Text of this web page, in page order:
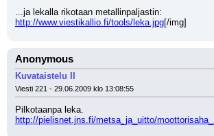
...ja lekalla rikotaan metallinpaljastin:
http://www.viestikallio.fi/tools/leka.jpg[/img]
Anonymous
Kuvataistelu II
Viesti 221 - 29.06.2009 klo 13:08:55
http://pielisnet.jns.fi/metsa_ja_uitto/